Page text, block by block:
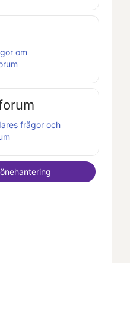
om
frågor och